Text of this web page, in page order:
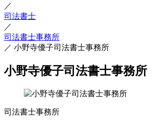
／
司法書士
／
司法書士事務所
／ 小野寺優子司法書士事務所
小野寺優子司法書士事務所
司法書士事務所